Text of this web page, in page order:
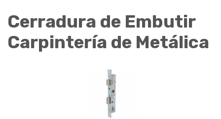
Cerradura de Embutir
Carpintería de Metálica